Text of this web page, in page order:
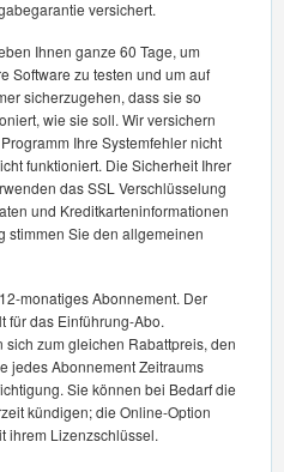
versichert.
Ihnen ganze 60 Tage, um
Software zu testen und um auf
sicherzugehen, dass sie so
wie sie soll. Wir versichern
Ihre Systemfehler nicht
funktioniert. Die Sicherheit Ihrer
das SSL Verschlüsselung
und Kreditkarteninformationen
stimmen Sie den allgemeinen
monatiges Abonnement. Der
für das Einführung-Abo.
zum gleichen Rabattpreis, den
jedes Abonnement Zeitraums
Sie können bei Bedarf die
kündigen; die Online-Option
ihrem Lizenzschlüssel.